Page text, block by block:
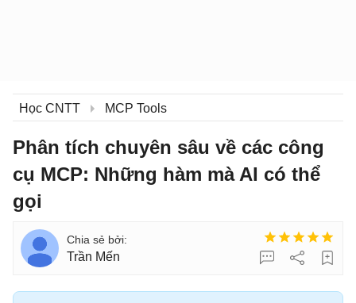
Học CNTT MCP Tools
Phân tích chuyên sâu về các công
cụ MCP: Những hàm mà AI có thể
gọi
Trần Mến